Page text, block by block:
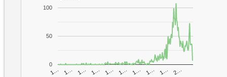
1… 1… 1… 1… 1… 1… 1… 1… 1… 2…
0
50
100